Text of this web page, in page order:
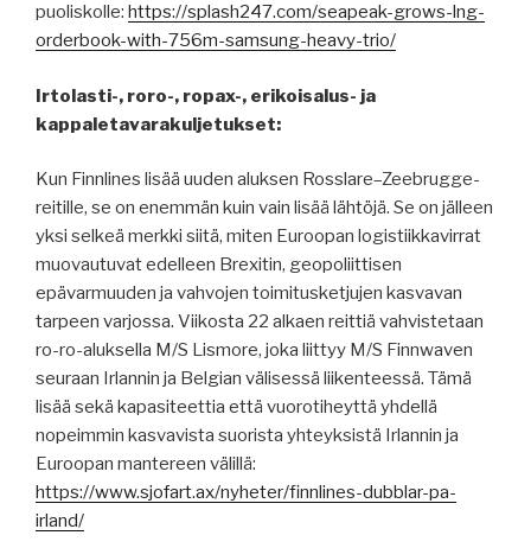
puoliskolle: https://splash247.com/seapeak-grows-lng-
orderbook-with-756m-samsung-heavy-trio/
Irtolasti-, roro-, ropax-, erikoisalus- ja
kappaletavarakuljetukset:
Kun Finnlines lisää uuden aluksen Rosslare–Zeebrugge-
reitille, se on enemmän kuin vain lisää lähtöjä. Se on jälleen
yksi selkeä merkki siitä, miten Euroopan logistiikkavirrat
muovautuvat edelleen Brexitin, geopoliittisen
epävarmuuden ja vahvojen toimitusketjujen kasvavan
tarpeen varjossa. Viikosta 22 alkaen reittiä vahvistetaan
ro-ro-aluksella M/S Lismore, joka liittyy M/S Finnwaven
seuraan Irlannin ja Belgian välisessä liikenteessä. Tämä
lisää sekä kapasiteettia että vuorotiheyttä yhdellä
nopeimmin kasvavista suorista yhteyksistä Irlannin ja
Euroopan mantereen välillä:
https://www.sjofart.ax/nyheter/finnlines-dubblar-pa-
irland/